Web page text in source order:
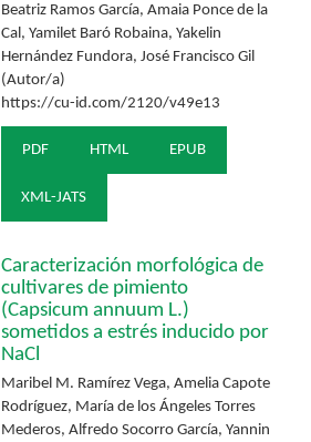
Beatriz Ramos García, Amaia Ponce de la
Cal, Yamilet Baró Robaina, Yakelin
Hernández Fundora, José Francisco Gil
(Autor/a)
https://cu-id.com/2120/v49e13
PDF HTML EPUB
XML-JATS
Caracterización morfológica de
cultivares de pimiento
(Capsicum annuum L.)
sometidos a estrés inducido por
NaCl
Maribel M. Ramírez Vega, Amelia Capote
Rodríguez, María de los Ángeles Torres
Mederos, Alfredo Socorro García, Yannin